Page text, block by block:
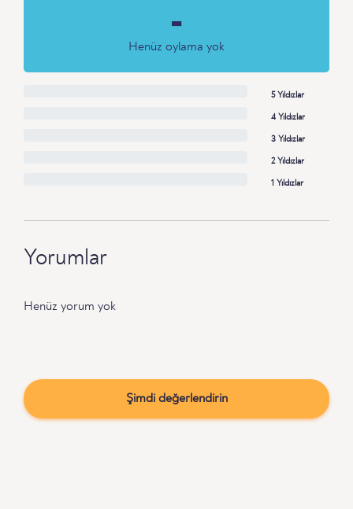
-
Henüz oylama yok
5 Yıldızlar
4 Yıldızlar
3 Yıldızlar
2 Yıldızlar
1 Yıldızlar
Yorumlar
Henüz yorum yok
Şimdi değerlendirin